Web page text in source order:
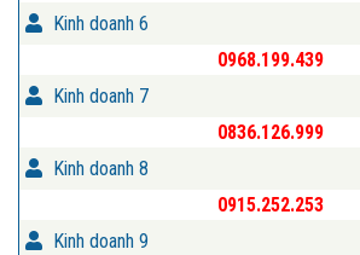
Kinh doanh 6
0968.199.439
Kinh doanh 7
0836.126.999
Kinh doanh 8
0915.252.253
Kinh doanh 9